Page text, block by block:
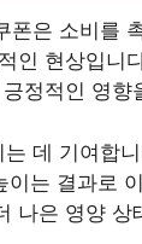
은 소비를
인 현상입니
정적인 영향
데 기여합
는 결과로
나은 영양